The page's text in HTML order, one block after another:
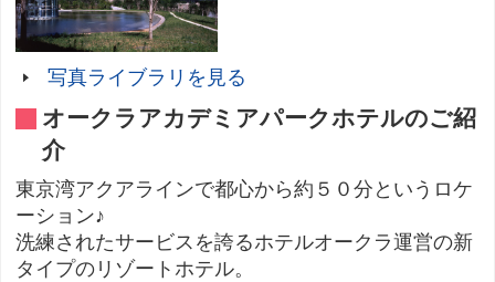
写真ライブラリを見る
オークラアカデミアパークホテルのご紹
介
東京湾アクアラインで都心から約５０分というロケ
ーション♪
洗練されたサービスを誇るホテルオークラ運営の新
タイプのリゾートホテル。